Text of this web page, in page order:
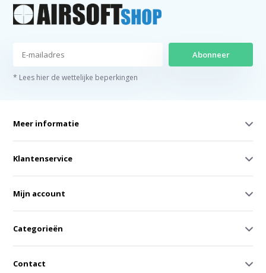
Abonneer
* Lees hier de wettelijke beperkingen
Meer informatie
Klantenservice
Mijn account
Categorieën
Contact